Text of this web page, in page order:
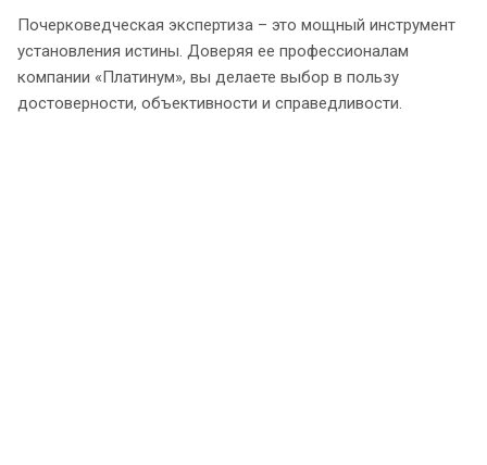
Почерковедческая экспертиза – это мощный инструмент
установления истины. Доверяя ее профессионалам
компании «Платинум», вы делаете выбор в пользу
достоверности, объективности и справедливости.